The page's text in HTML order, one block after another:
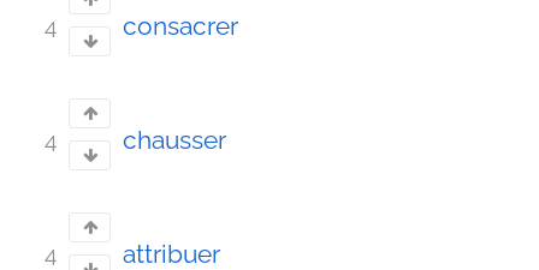
4 consacrer
4 chausser
4 attribuer